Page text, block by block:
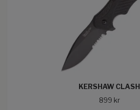
KERSHAW CLASH
899 kr